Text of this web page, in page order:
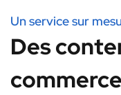
Un service sur
Des